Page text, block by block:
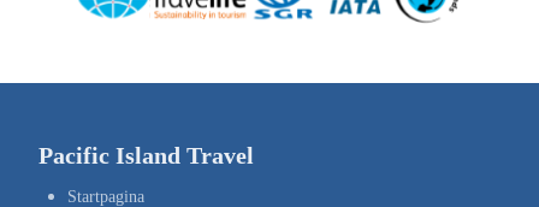
Pacific Island Travel
Startpagina